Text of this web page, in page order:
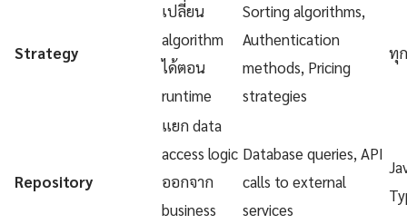
Strategy
เปลี่ยน
algorithm
ได้ตอน
runtime
Sorting algorithms,
Authentication
methods, Pricing
strategies
ทุ
Repository
แยก data
access logic
ออกจาก
business
Database queries, API
calls to external
services